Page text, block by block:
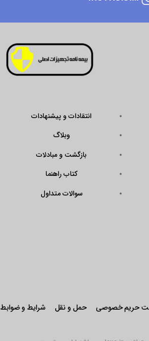
انتقادات و پیشنهادات
وبلاگ
بازگشت و مبادلات
کتاب راهنما
سوالات متداول
حریم خصوصی حمل و نقل شرایط و ضوابط